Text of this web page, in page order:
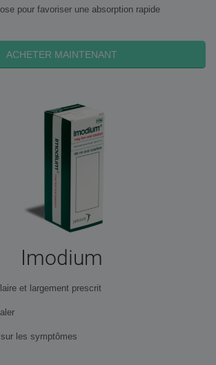
pour favoriser une absorption rapide
ACHETER MAINTENANT
Imodium
et largement prescrit
les symptômes